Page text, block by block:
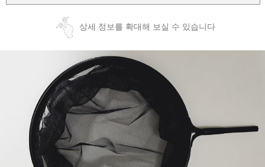
상세 정보를 확대해 보실 수 있습니다